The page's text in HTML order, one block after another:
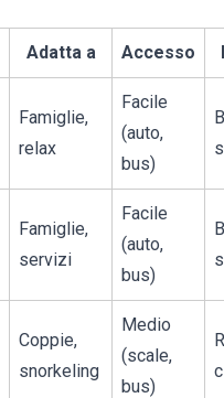
Adatta a Accesso
Famiglie,
relax
Facile
(auto,
bus)
Famiglie,
servizi
Facile
(auto,
bus)
Coppie,
snorkeling
Medio
(scale,
bus)